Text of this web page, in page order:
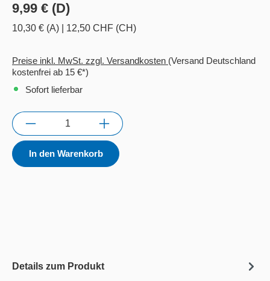
9,99 € (D)
10,30 € (A) 12,50 CHF (CH)
Preise inkl. MwSt. zzgl. Versandkosten (Versand Deutschland
kostenfrei ab 15 €*)
Sofort lieferbar
Anzahl
In den Warenkorb
Details zum Produkt